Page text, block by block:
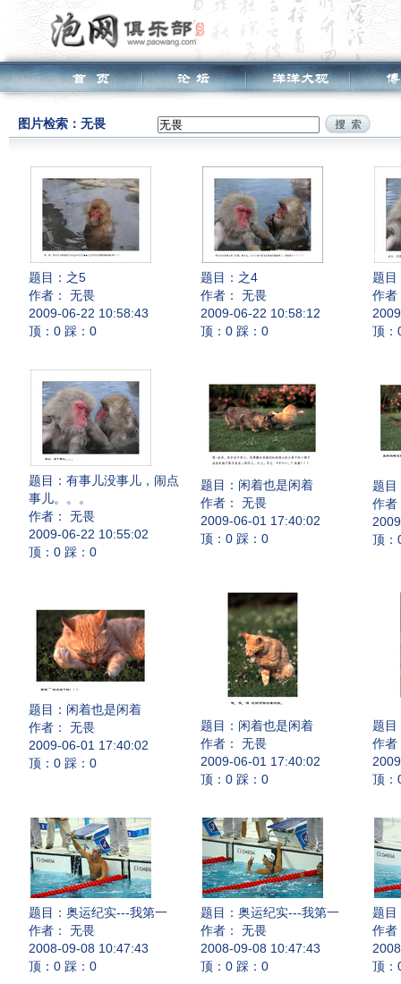
图片检索：无畏
题目： 之5
作者： 无畏
2009-06-22 10:58:43
顶：0 踩：0
题目： 之4
作者： 无畏
2009-06-22 10:58:12
顶：0 踩：0
题目
作者
顶：
题目： 有事儿没事儿，闹点
事儿。。。
作者： 无畏
2009-06-22 10:55:02
顶：0 踩：0
题目： 闲着也是闲着
作者： 无畏
2009-06-01 17:40:02
顶：0 踩：0
题目
作者
顶：
题目： 闲着也是闲着
作者： 无畏
2009-06-01 17:40:02
顶：0 踩：0
题目： 闲着也是闲着
作者： 无畏
2009-06-01 17:40:02
顶：0 踩：0
题目
作者
顶：
题目： 奥运纪实---我第一
作者： 无畏
2008-09-08 10:47:43
顶：0 踩：0
题目： 奥运纪实---我第一
作者： 无畏
2008-09-08 10:47:43
顶：0 踩：0
题目
作者
顶：